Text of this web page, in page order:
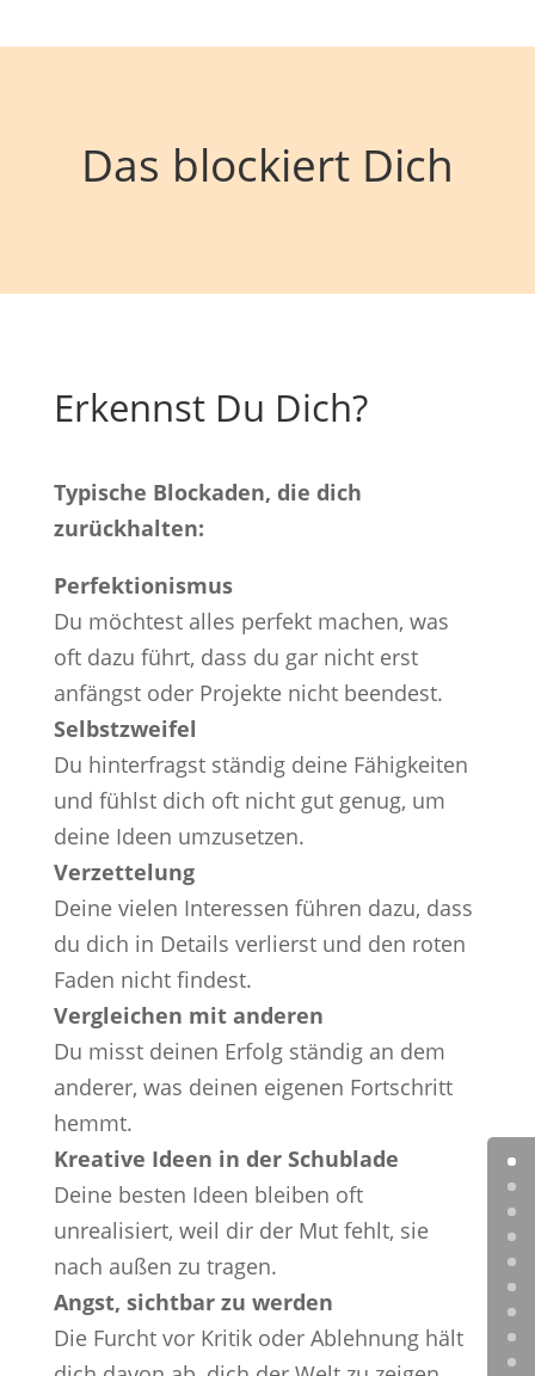
Das blockiert Dich
Erkennst Du Dich?
Typische Blockaden, die dich
zurückhalten:
Perfektionismus
Du möchtest alles perfekt machen, was
oft dazu führt, dass du gar nicht erst
anfängst oder Projekte nicht beendest.
Selbstzweifel
Du hinterfragst ständig deine Fähigkeiten
und fühlst dich oft nicht gut genug, um
deine Ideen umzusetzen.
Verzettelung
Deine vielen Interessen führen dazu, dass
du dich in Details verlierst und den roten
Faden nicht findest.
Vergleichen mit anderen
Du misst deinen Erfolg ständig an dem
anderer, was deinen eigenen Fortschritt
hemmt.
Kreative Ideen in der Schublade
Deine besten Ideen bleiben oft
unrealisiert, weil dir der Mut fehlt, sie
nach außen zu tragen.
Angst, sichtbar zu werden
Die Furcht vor Kritik oder Ablehnung hält